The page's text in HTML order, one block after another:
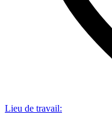
Lieu de travail: